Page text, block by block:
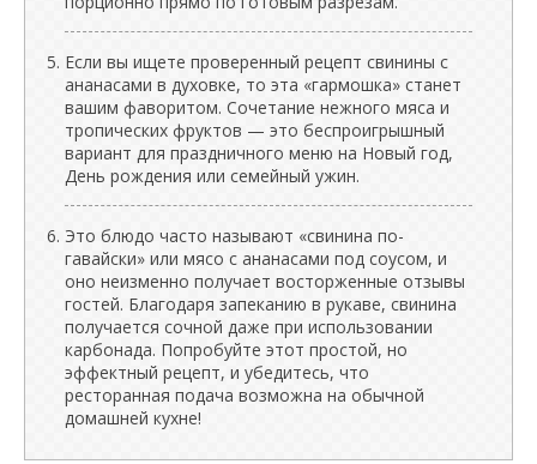
Если вы ищете проверенный рецепт свинины с
ананасами в духовке, то эта «гармошка» станет
вашим фаворитом. Сочетание нежного мяса и
тропических фруктов — это беспроигрышный
вариант для праздничного меню на Новый год,
День рождения или семейный ужин.
Это блюдо часто называют «свинина по-
гавайски» или мясо с ананасами под соусом, и
оно неизменно получает восторженные отзывы
гостей. Благодаря запеканию в рукаве, свинина
получается сочной даже при использовании
карбонада. Попробуйте этот простой, но
эффектный рецепт, и убедитесь, что
ресторанная подача возможна на обычной
домашней кухне!